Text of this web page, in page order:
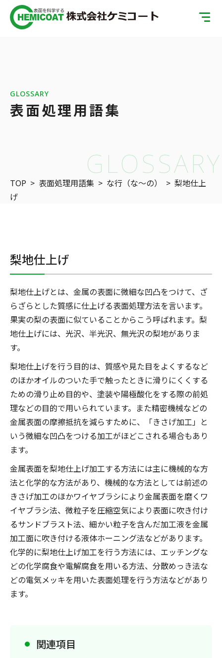
ISOへの取り組み
表面処理の基礎知識
お問い合わせ
GLOSSARY
GLOSSARY
表面処理用語集
TOP > 表面処理用語集 > な行（な〜の） > 梨地仕上
げ
梨地仕上げ
梨地仕上げとは、金属の表面に微細な凹凸をつけて、ざ
らざらとした質感に仕上げる表面処理方法を言います。
果実の梨の表面に似ていることからこう呼ばれます。梨
地仕上げには、光沢、半光沢、無光沢の梨地がありま
す。
梨地仕上げを行う目的は、質感や見た目をよくするなど
のほかオイルのついた手で触ったときに滑りにくくする
ための滑り止め目的や、塗装や陽極酸化をする際の前処
理などの目的で用いられています。また精密機械などの
金属表面の摩擦抵抗を減らすために、「きさげ加工」と
いう微細な凹凸をつける加工がほどこされる場合もあり
ます。
金属表面を梨地仕上げ加工する方法には主に機械的な方
法と化学的な方法があり、機械的な方法としては前述の
きさげ加工のほかワイヤブラシにより金属表面を磨くワ
イヤブラシ法、微粒子を圧縮空気により表面に吹き付け
るサンドブラスト法、細かい粒子を含んだ加工液を金属
加工面に吹き付ける液体ホーニング法などがあります。
化学的に梨地仕上げ加工を行う方法には、エッチングな
どの化学腐食や電解腐食を用いる方法、分散めっき法な
どの電気メッキを用いた表面処理を行う方法などがあり
ます。
関連項目